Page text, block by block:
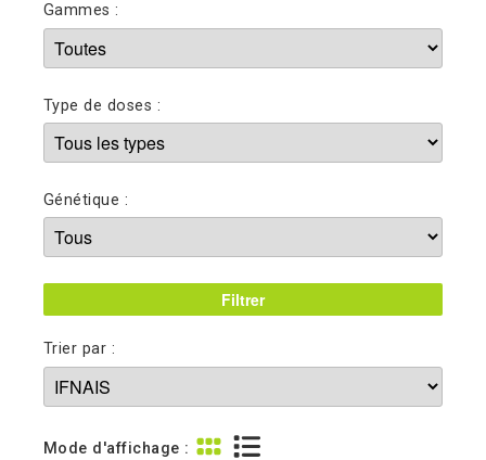
Gammes :
Type de doses :
Génétique :
Mode d'affichage :
Trier par :